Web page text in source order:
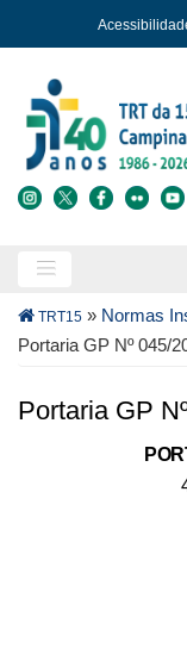
para
conteúdo
principal
Buscar
Trilha
de
TRT15 » Normas
Portaria GP Nº 045/
Portaria GP